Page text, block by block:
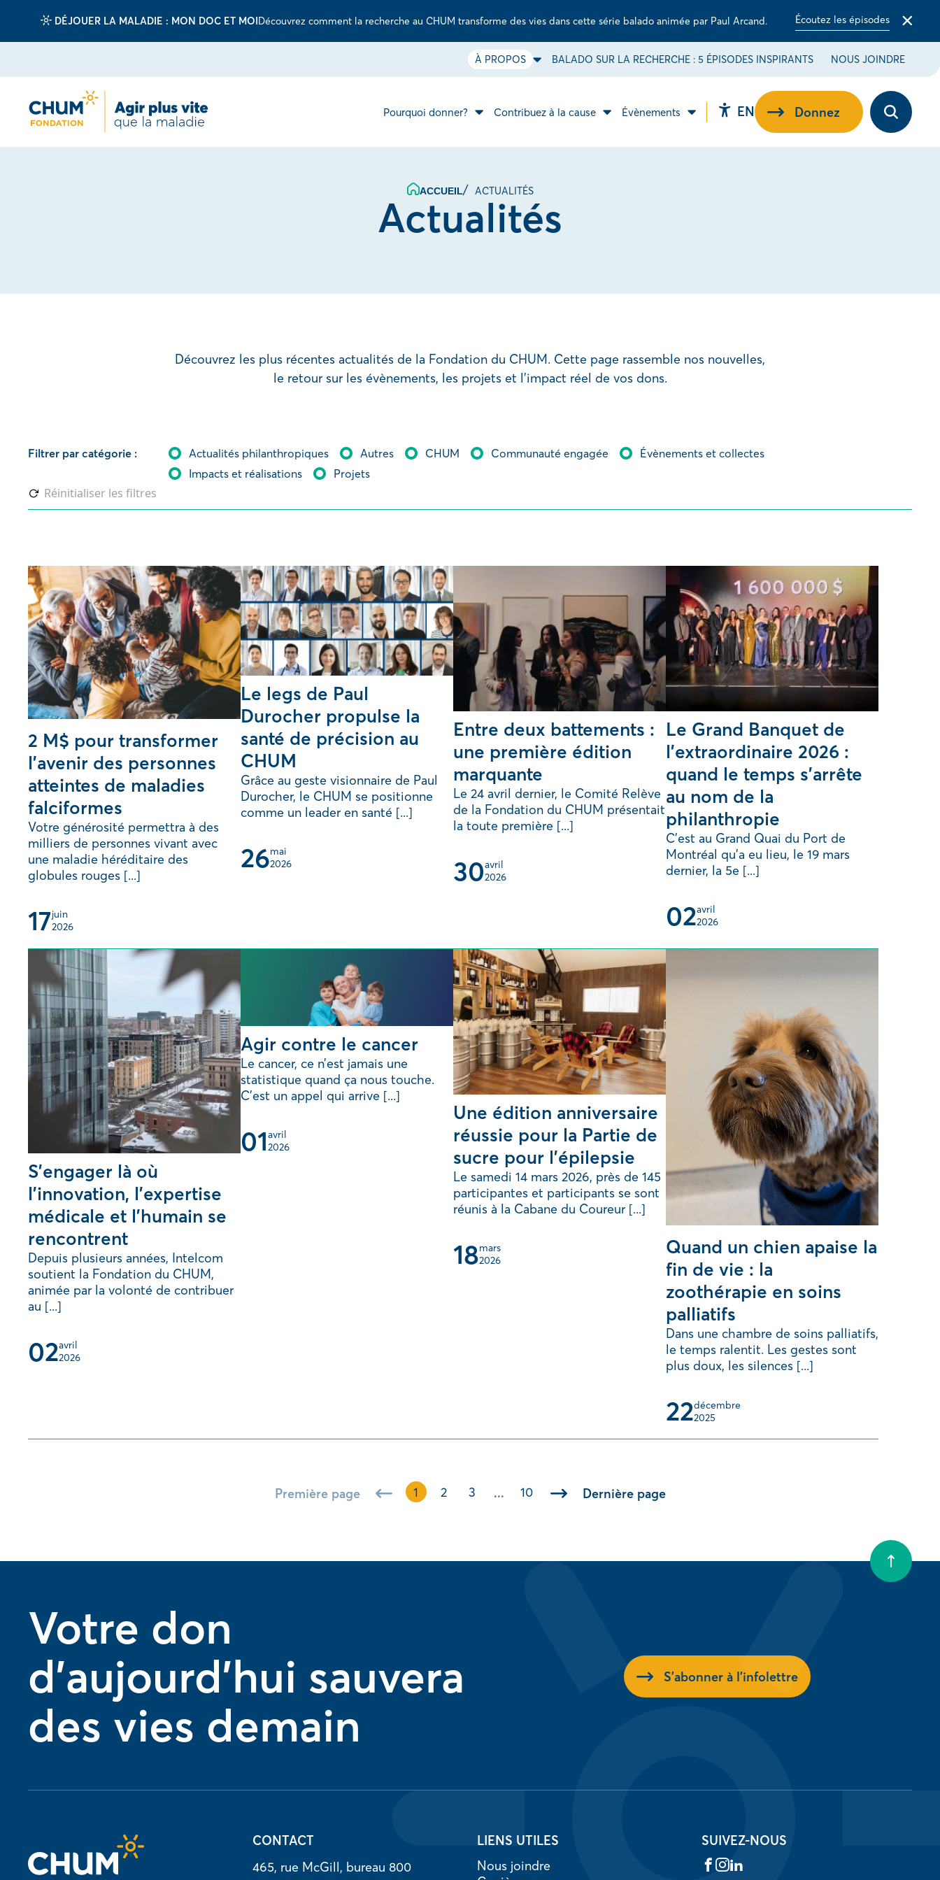
DÉJOUER LA MALADIE : MON DOC ET MOIDécouvrez comment la recherche au CHUM transforme des vies dans cette série balado animée par Paul Arcand. Écoutez les épisodes
la
d'alerte
À PROPOS
Ouvrir
le
À
propos.
BALADO SUR LA RECHERCHE : 5 ÉPISODES INSPIRANTS NOUS JOINDRE
Pourquoi donner?
Ouvrir
menu
Contribuez à la cause
Ouvrir
menu
Évènements
menu
Ouvrez
d’outils
ENSwitch
language
Donnez
ACCUEIL ACTUALITÉS
Actualités
Découvrez les plus récentes actualités de la Fondation du CHUM. Cette page rassemble nos nouvelles,
le retour sur les évènements, les projets et l’impact réel de vos dons.
Filtrer par catégorie : Actualités philanthropiques Autres CHUM Communauté engagée
Évènements et collectes
Impacts et réalisations
Projets
Réinitialiser les filtres
2 M$ pour transformer
l’avenir des personnes
atteintes de maladies
falciformes
Votre générosité permettra à des
milliers de personnes vivant avec
une maladie héréditaire des
globules rouges [...]
17juin
2026
Le legs de Paul
Durocher propulse la
santé de précision au
CHUM
Grâce au geste visionnaire de Paul
Durocher, le CHUM se positionne
comme un leader en santé [...]
26mai
2026
Entre deux battements :
une première édition
marquante
Le 24 avril dernier, le Comité Relève
de la Fondation du CHUM présentait
la toute première [...]
30avril
2026
Le Grand Banquet de
l’extraordinaire 2026 :
quand le temps s’arrête
au nom de la
philanthropie
C’est au Grand Quai du Port de
Montréal qu’a eu lieu, le 19 mars
dernier, la 5e [...]
02avril
2026
S’engager là où
l’innovation, l’expertise
médicale et l’humain se
rencontrent
Depuis plusieurs années, Intelcom
soutient la Fondation du CHUM,
animée par la volonté de contribuer
au [...]
02avril
2026
Agir contre le cancer
Le cancer, ce n’est jamais une
statistique quand ça nous touche.
C’est un appel qui arrive [...]
01avril
2026
Une édition anniversaire
réussie pour la Partie de
sucre pour l’épilepsie
Le samedi 14 mars 2026, près de 145
participantes et participants se sont
réunis à la Cabane du Coureur [...]
18mars
2026
Quand un chien apaise la
fin de vie : la
zoothérapie en soins
palliatifs
Dans une chambre de soins palliatifs,
le temps ralentit. Les gestes sont
plus doux, les silences [...]
22décembre
2025
Première page 1 2 3 ... 10 Dernière page
Votre don
d'aujourd'hui sauvera
des vies demain
S'abonner à l'infolettre
CONTACT
465, rue McGill, bureau 800
LIENS UTILES
Nous joindre
SUIVEZ-NOUS
Facebook
Instagram
LinkedIn